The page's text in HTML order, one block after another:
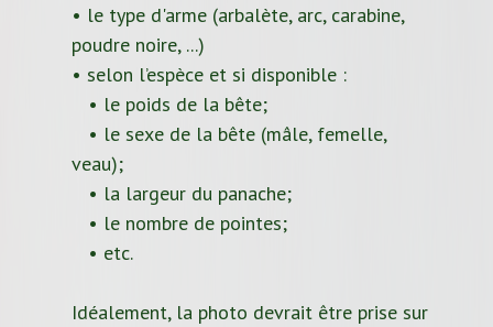
• le type d'arme (arbalète, arc, carabine,
poudre noire, ...)
• selon l’espèce et si disponible :
• le poids de la bête;
• le sexe de la bête (mâle, femelle,
veau);
• la largeur du panache;
• le nombre de pointes;
• etc.
Idéalement, la photo devrait être prise sur